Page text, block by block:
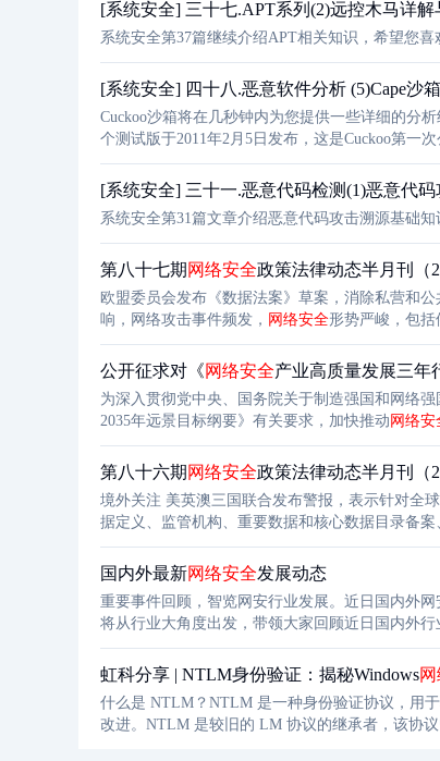
[系统安全] 三十七.APT系列(2)远控木马详
系统安全第37篇继续介绍APT相关知识，希望您喜
[系统安全] 四十八.恶意软件分析 (5)Cape沙
Cuckoo沙箱将在几秒钟内为您提供一些详细的分
个测试版于2011年2月5日发布，这是Cuckoo第一
的支持项目，在此期间Dario Fernandes加入了该
[系统安全] 三十一.恶意代码检测(1)恶意代
系统安全第31篇文章介绍恶意代码攻击溯源基础知
第八十七期 网络安全政策法律动态半月刊（
欧盟委员会发布《数据法案》草案，消除私营和
响，网络攻击事件频发， 网络安全形势严峻，包
警惕，强化网络安全防御。
公开征求对《网络安全产业高质量发展三年
为深入贯彻党中央、国务院关于制造强国和网络
2035年远景目标纲要》有关要求，加快推动 网络安
业高质量发展三年行动计划》（见附件）。为进
行动计划》意见反馈”。
第八十六期 网络安全政策法律动态半月刊（
境外关注 美英澳三国联合发布警报，表示针对全球关键基础设施的复杂、高影响的勒索攻击数量有所增加。此次发布的征求意见稿对数
据定义、监管机构、重要数据和核心数据目录备
容。双方认为，应联合国际社会制定信息网络空
普遍性国际法律文件。
国内外最新网络安全发展动态​
重要事件回顾，智览网安行业发展。近日国内外
将从行业大角度出发，带领大家回顾近日国内外行业的重要事件，探究其中
长期
虹科分享 | NTLM身份验证：揭秘Windows
什么是 NTLM？NTLM 是一种身份验证协议，用
改进。NTLM 是较旧的 LM 协议的继承者，该协